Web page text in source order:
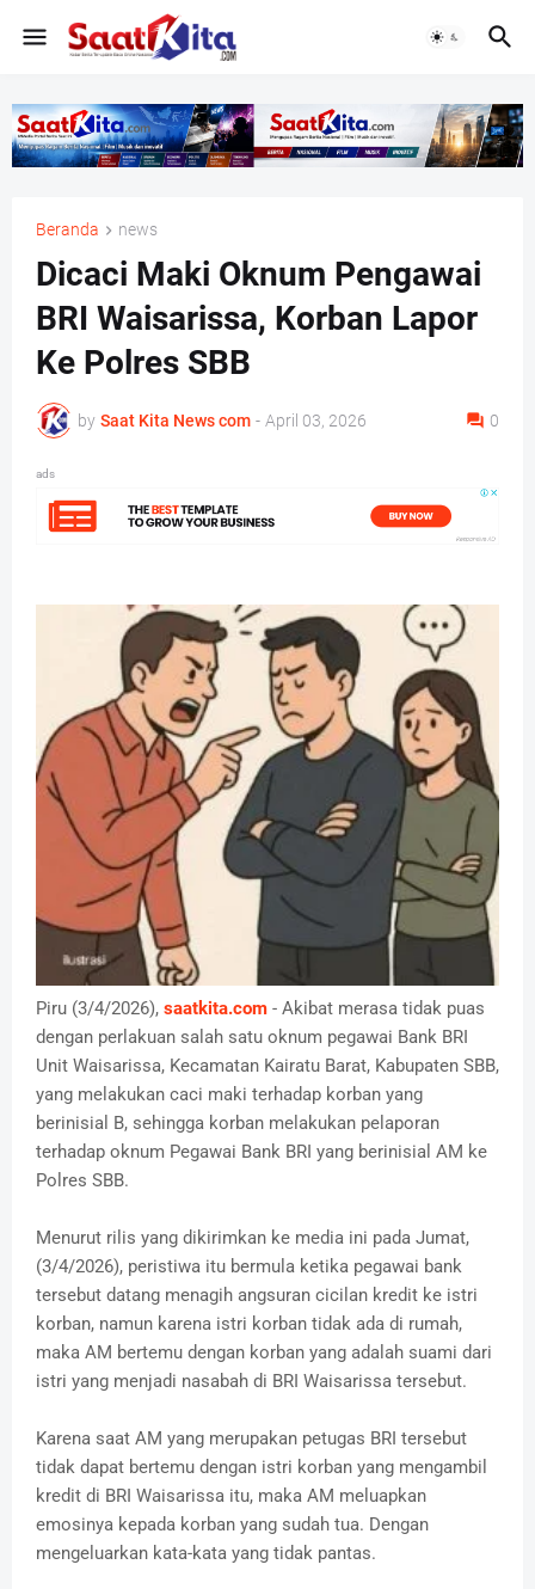
Beranda news
Dicaci Maki Oknum Pengawai
BRI Waisarissa, Korban Lapor
Ke Polres SBB
by Saat Kita News com - April 03, 2026 0
ads
Piru (3/4/2026), saatkita.com - Akibat merasa tidak puas
dengan perlakuan salah satu oknum pegawai Bank BRI
Unit Waisarissa, Kecamatan Kairatu Barat, Kabupaten SBB,
yang melakukan caci maki terhadap korban yang
berinisial B, sehingga korban melakukan pelaporan
terhadap oknum Pegawai Bank BRI yang berinisial AM ke
Polres SBB.
Menurut rilis yang dikirimkan ke media ini pada Jumat,
(3/4/2026), peristiwa itu bermula ketika pegawai bank
tersebut datang menagih angsuran cicilan kredit ke istri
korban, namun karena istri korban tidak ada di rumah,
maka AM bertemu dengan korban yang adalah suami dari
istri yang menjadi nasabah di BRI Waisarissa tersebut.
Karena saat AM yang merupakan petugas BRI tersebut
tidak dapat bertemu dengan istri korban yang mengambil
kredit di BRI Waisarissa itu, maka AM meluapkan
emosinya kepada korban yang sudah tua. Dengan
mengeluarkan kata-kata yang tidak pantas.